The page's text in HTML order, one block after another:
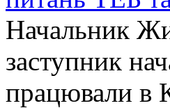
Начальник
заступник
працювали в